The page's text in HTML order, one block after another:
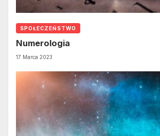
SPOŁECZEŃSTWO
Numerologia
17 Marca 2023